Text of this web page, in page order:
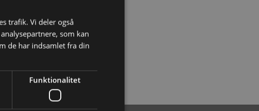
trafik. Vi deler også
som kan
de har indsamlet fra din
Funktionalitet